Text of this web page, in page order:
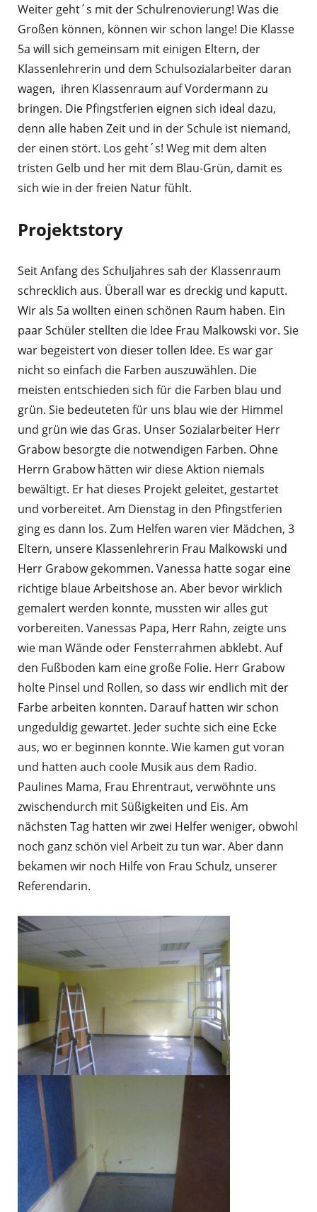
Weiter geht´s mit der Schulrenovierung! Was die
Großen können, können wir schon lange! Die Klasse
5a will sich gemeinsam mit einigen Eltern, der
Klassenlehrerin und dem Schulsozialarbeiter daran
wagen, ihren Klassenraum auf Vordermann zu
bringen. Die Pfingstferien eignen sich ideal dazu,
denn alle haben Zeit und in der Schule ist niemand,
der einen stört. Los geht´s! Weg mit dem alten
tristen Gelb und her mit dem Blau-Grün, damit es
sich wie in der freien Natur fühlt.
Projektstory
Seit Anfang des Schuljahres sah der Klassenraum
schrecklich aus. Überall war es dreckig und kaputt.
Wir als 5a wollten einen schönen Raum haben. Ein
paar Schüler stellten die Idee Frau Malkowski vor. Sie
war begeistert von dieser tollen Idee. Es war gar
nicht so einfach die Farben auszuwählen. Die
meisten entschieden sich für die Farben blau und
grün. Sie bedeuteten für uns blau wie der Himmel
und grün wie das Gras. Unser Sozialarbeiter Herr
Grabow besorgte die notwendigen Farben. Ohne
Herrn Grabow hätten wir diese Aktion niemals
bewältigt. Er hat dieses Projekt geleitet, gestartet
und vorbereitet. Am Dienstag in den Pfingstferien
ging es dann los. Zum Helfen waren vier Mädchen, 3
Eltern, unsere Klassenlehrerin Frau Malkowski und
Herr Grabow gekommen. Vanessa hatte sogar eine
richtige blaue Arbeitshose an. Aber bevor wirklich
gemalert werden konnte, mussten wir alles gut
vorbereiten. Vanessas Papa, Herr Rahn, zeigte uns
wie man Wände oder Fensterrahmen abklebt. Auf
den Fußboden kam eine große Folie. Herr Grabow
holte Pinsel und Rollen, so dass wir endlich mit der
Farbe arbeiten konnten. Darauf hatten wir schon
ungeduldig gewartet. Jeder suchte sich eine Ecke
aus, wo er beginnen konnte. Wie kamen gut voran
und hatten auch coole Musik aus dem Radio.
Paulines Mama, Frau Ehrentraut, verwöhnte uns
zwischendurch mit Süßigkeiten und Eis. Am
nächsten Tag hatten wir zwei Helfer weniger, obwohl
noch ganz schön viel Arbeit zu tun war. Aber dann
bekamen wir noch Hilfe von Frau Schulz, unserer
Referendarin.